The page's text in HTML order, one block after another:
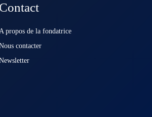
Contact
propos de la fondatrice
contacter